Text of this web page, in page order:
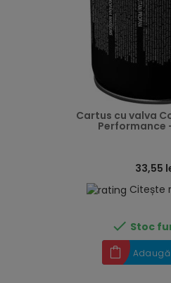
Cartus cu valva
Performance
33,55
Citește
 Stoc